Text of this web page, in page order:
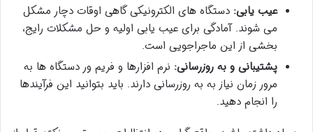
عیب یابی: دستگاه های الکترونیکی گاهی اوقات دچار مشکل
می شوند. آمادگی برای عیب یابی اولیه و حل مشکلات رایج،
بخشی از این ماجراجویی است.
پشتیبانی و به روزرسانی: نرم افزارها و فریم ور دستگاه ها به
مرور زمان نیاز به به روزرسانی دارند. باید بتوانید این فرآیندها
را انجام دهید.